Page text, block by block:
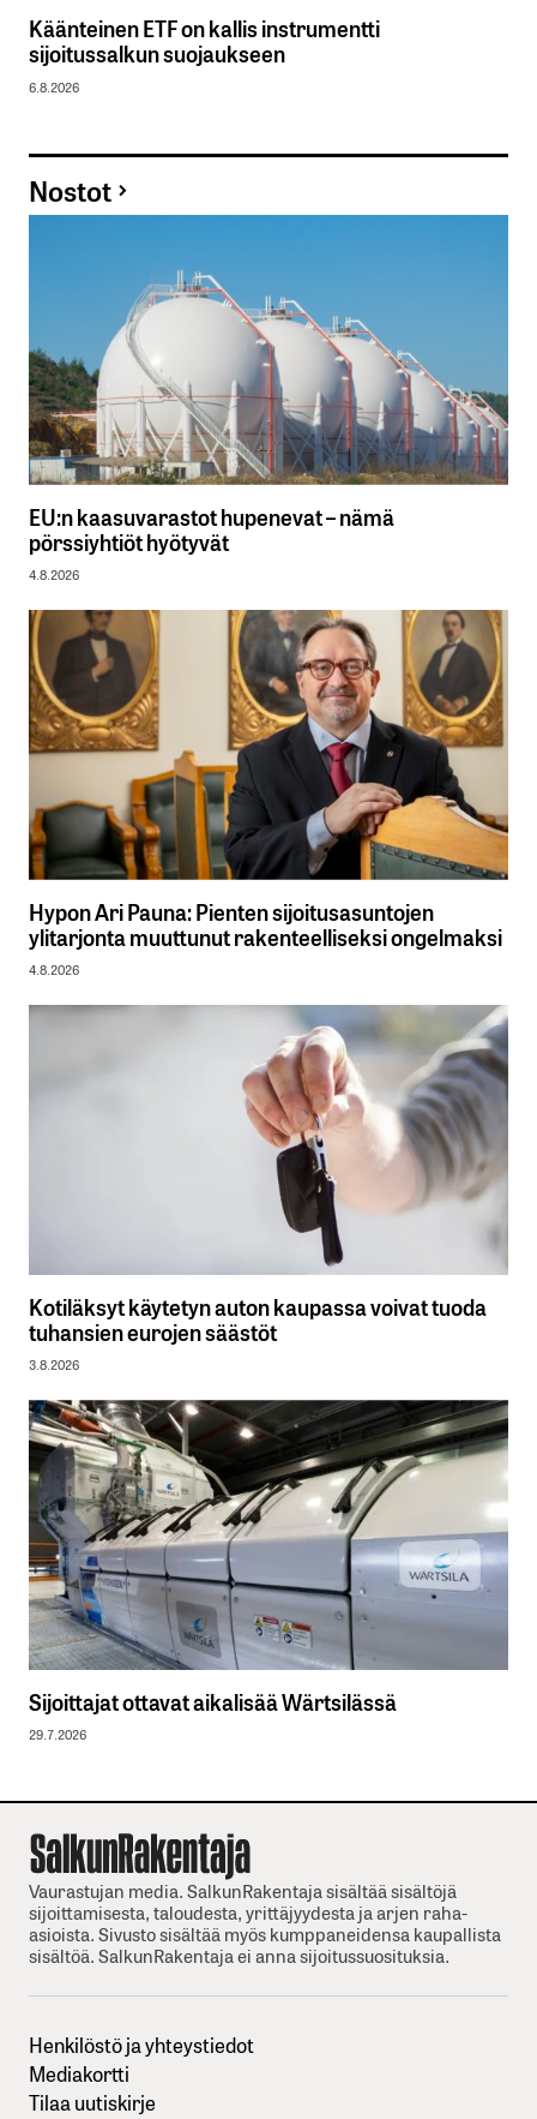
Käänteinen ETF on kallis instrumentti
sijoitussalkun suojaukseen
6.8.2026
Nostot
EU:n kaasuvarastot hupenevat – nämä
pörssiyhtiöt hyötyvät
4.8.2026
Hypon Ari Pauna: Pienten sijoitusasuntojen
ylitarjonta muuttunut rakenteelliseksi ongelmaksi
4.8.2026
Kotiläksyt käytetyn auton kaupassa voivat tuoda
tuhansien eurojen säästöt
3.8.2026
Sijoittajat ottavat aikalisää Wärtsilässä
29.7.2026
Vaurastujan media. SalkunRakentaja sisältää sisältöjä
sijoittamisesta, taloudesta, yrittäjyydesta ja arjen raha-
asioista. Sivusto sisältää myös kumppaneidensa kaupallista
sisältöä. SalkunRakentaja ei anna sijoitussuosituksia.
Henkilöstö ja yhteystiedot
Mediakortti
Tilaa uutiskirje